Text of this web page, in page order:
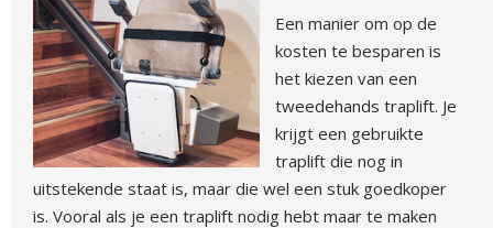
Een manier om op de
kosten te besparen is
het kiezen van een
tweedehands traplift. Je
krijgt een gebruikte
traplift die nog in
uitstekende staat is, maar die wel een stuk goedkoper
is. Vooral als je een traplift nodig hebt maar te maken